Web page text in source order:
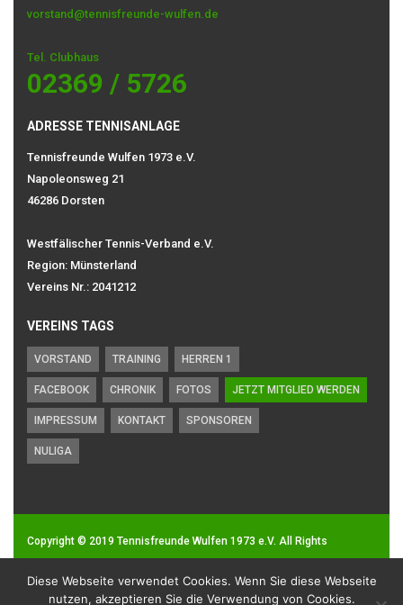
vorstand@tennisfreunde-wulfen.de
Tel. Clubhaus
02369 / 5726
ADRESSE TENNISANLAGE
Tennisfreunde Wulfen 1973 e.V.
Napoleonsweg 21
46286 Dorsten
Westfälischer Tennis-Verband e.V.
Region: Münsterland
Vereins Nr.: 2041212
VEREINS TAGS
VORSTAND TRAINING HERREN 1
FACEBOOK CHRONIK FOTOS JETZT MITGLIED WERDEN
IMPRESSUM KONTAKT SPONSOREN
NULIGA
Copyright © 2019 Tennisfreunde Wulfen 1973 e.V. All Rights
Impressum| Datenschutz
Diese Webseite verwendet Cookies. Wenn Sie diese Webseite
nutzen, akzeptieren Sie die Verwendung von Cookies.